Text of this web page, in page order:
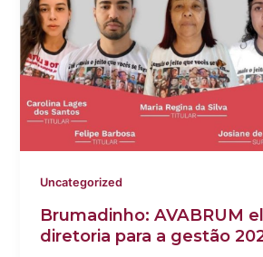
Uncategorized
Brumadinho: AVABRUM
diretoria para a gestão